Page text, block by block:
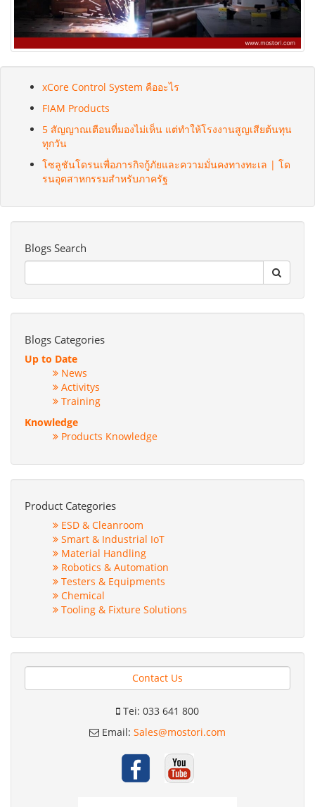
xCore Control System คืออะไร
FIAM Products
5 สัญญาณเตือนที่มองไม่เห็น แต่ทำให้โรงงานสูญเสียต้นทุน
ทุกวัน
โซลูชันโดรนเพื่อภารกิจกู้ภัยและความมั่นคงทางทะเล | โด
รนอุตสาหกรรมสำหรับภาครัฐ
Blogs Search
Blogs Categories
Up to Date
News
Activitys
Training
Knowledge
Products Knowledge
Product Categories
ESD & Cleanroom
Smart & Industrial IoT
Material Handling
Robotics & Automation
Testers & Equipments
Chemical
Tooling & Fixture Solutions
Contact Us
Tei: 033 641 800
Email: Sales@mostori.com